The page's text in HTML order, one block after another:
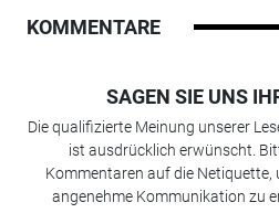
KOMMENTARE
SAGEN SIE UNS
Die qualifizierte Meinung unserer
ist ausdrücklich erwünscht.
Kommentaren auf die Netiquette,
angenehme Kommunikation zu